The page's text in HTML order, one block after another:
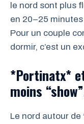
le nord sont plus
en 20–25
Pour un couple
dormir, c’est un
*Portinatx*
moins
Le nord autour